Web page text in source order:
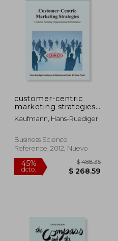
customer-centric
marketing strategies:
tools for building
organizational
Inglés)
Kaufmann, Hans-Ruediger
Business Science
Reference, 2012, Nuevo